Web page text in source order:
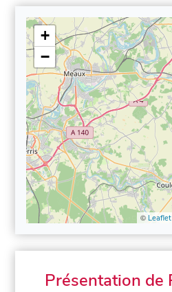
+
−
© Leaflet
Présentation de